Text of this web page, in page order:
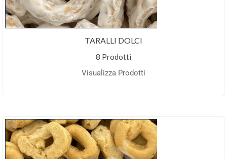
TARALLI DOLCI
8 Prodotti
Visualizza Prodotti